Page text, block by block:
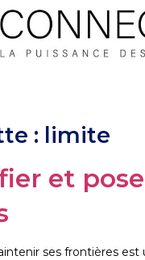
: limite
et
ses frontières